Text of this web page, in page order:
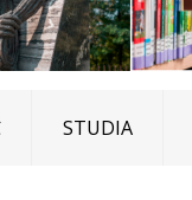
STUDIA